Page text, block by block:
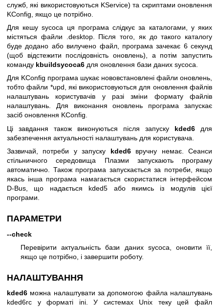
служб, які використовуються KService) та скриптами оновлення
KConfig, якщо це потрібно.
Для кешу sycoca ця програма слідкує за каталогами, у яких
містяться файли .desktop. Після того, як до такого каталогу
буде додано або вилучено файл, програма зачекає 6 секунд
(щоб відстежити послідовність оновлень), а потім запустить
команду kbuildsycoca6 для оновлення бази даних sycoca.
Для KConfig програма шукає нововстановлені файли оновлень,
тобто файли *upd, які використовуються для оновлення файлів
налаштувань користувачів у разі зміни формату файлів
налаштувань. Для виконання оновлень програма запускає
засіб оновлення KConfig.
Ці завдання також виконуються після запуску kded6 для
забезпечення актуальності налаштувань для користувача.
Зазвичай, потреби у запуску kded6вручну немає. Сеанси
стільничного середовища Плазми запускають програму
автоматично. Також програма запускається за потреби, якщо
якась інша програма намагається скористатися інтерфейсом
D-Bus, що надається kded5 або якимсь із модулів цієї
програми.
ПАРАМЕТРИ
--check
Перевірити актуальність бази даних sycoca, оновити її,
якщо це потрібно, і завершити роботу.
НАЛАШТУВАННЯ
kded6 можна налаштувати за допомогою файла налаштувань
kded6rc у форматі ini. У системах Unix теку цей файл